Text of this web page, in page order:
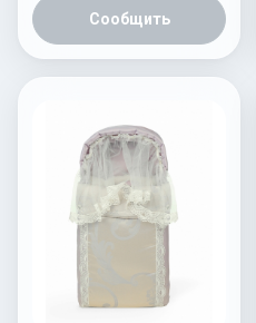
Сообщить